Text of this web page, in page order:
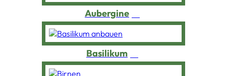
Aubergine
Basilikum